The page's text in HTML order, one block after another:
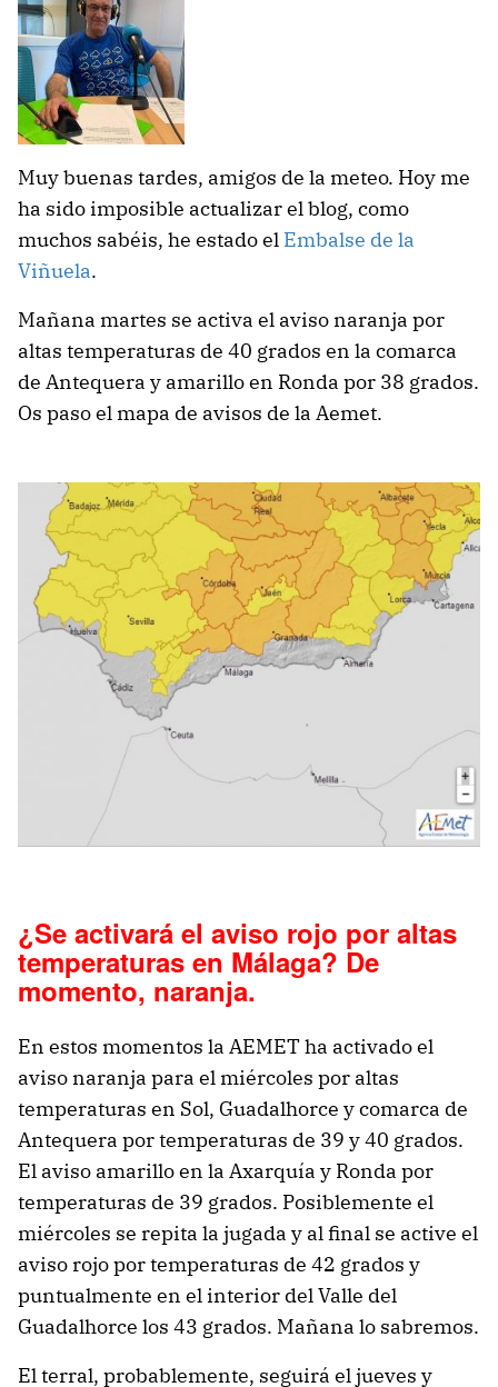
Muy buenas tardes, amigos de la meteo. Hoy me
ha sido imposible actualizar el blog, como
muchos sabéis, he estado el Embalse de la
Viñuela.
Mañana martes se activa el aviso naranja por
altas temperaturas de 40 grados en la comarca
de Antequera y amarillo en Ronda por 38 grados.
Os paso el mapa de avisos de la Aemet.
¿Se activará el aviso rojo por altas
temperaturas en Málaga? De
momento, naranja.
En estos momentos la AEMET ha activado el
aviso naranja para el miércoles por altas
temperaturas en Sol, Guadalhorce y comarca de
Antequera por temperaturas de 39 y 40 grados.
El aviso amarillo en la Axarquía y Ronda por
temperaturas de 39 grados. Posiblemente el
miércoles se repita la jugada y al final se active el
aviso rojo por temperaturas de 42 grados y
puntualmente en el interior del Valle del
Guadalhorce los 43 grados. Mañana lo sabremos.
El terral, probablemente, seguirá el jueves y